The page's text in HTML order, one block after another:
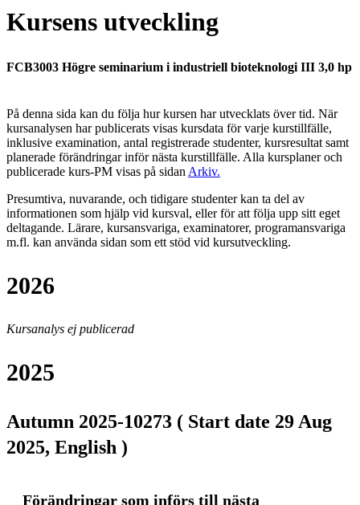
Kursens utveckling
FCB3003 Högre seminarium i industriell bioteknologi III 3,0 hp
På denna sida kan du följa hur kursen har utvecklats över tid. När
kursanalysen har publicerats visas kursdata för varje kurstillfälle,
inklusive examination, antal registrerade studenter, kursresultat samt
planerade förändringar inför nästa kurstillfälle. Alla kursplaner och
publicerade kurs-PM visas på sidan Arkiv.
Presumtiva, nuvarande, och tidigare studenter kan ta del av
informationen som hjälp vid kursval, eller för att följa upp sitt eget
deltagande. Lärare, kursansvariga, examinatorer, programansvariga
m.fl. kan använda sidan som ett stöd vid kursutveckling.
2026
Kursanalys ej publicerad
2025
Autumn 2025-10273 ( Start date 29 Aug
2025, English )
Förändringar som införs till nästa